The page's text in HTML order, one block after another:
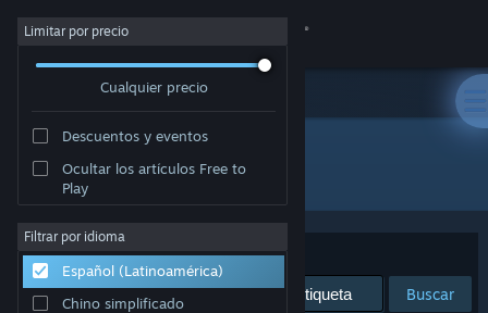
Iniciar sesión
Acerca de
Soporte
Limitar por precio
Cualquier precio
Descuentos y eventos
Ocultar los artículos Free to
Play
Filtrar por idioma
Español (Latinoamérica)
Chino simplificado
Desarrollador: Keone
Ordenar por Relevancia
Buscar